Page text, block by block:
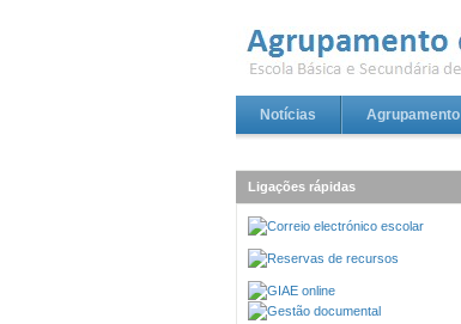
Notícias Agrupamento
Ligações rápidas